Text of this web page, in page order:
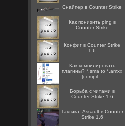
Снайпер в Counter Strike
Как понизить ping в
Counter-Strike
Конфиг в Counter Strike
1.6
Как компилировать
плагины? *.sma to *.amxx
(compil...
Борьба с читами в
Counter Strike 1.6
Тактика. Assault в Counter
Strike 1.6